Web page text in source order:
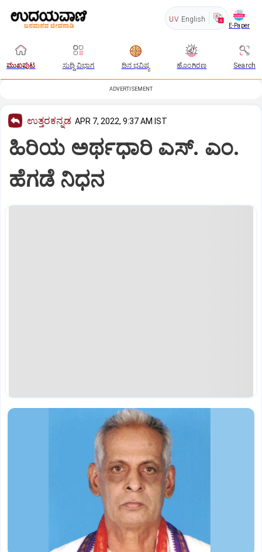
UV English
E-Paper
ಮುಖಪುಟ ಸುದ್ದಿ ವಿಭಾಗ ದಿನ ಭವಿಷ್ಯ ಹೊಂಗಿರಣ Search
ADVERTISEMENT
ಉತ್ತರಕನ್ನಡ APR 7, 2022, 9:37 AM IST
ಹಿರಿಯ ಅರ್ಥಧಾರಿ ಎಸ್. ಎಂ.
ಹೆಗಡೆ ನಿಧನ